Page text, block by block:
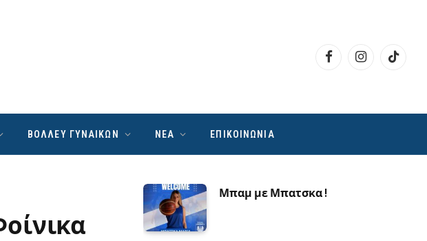
FacebookInstagramTikTok
ΒΟΛΛΕΥ ΓΥΝΑΙΚΩΝ ΝΕΑ ΕΠΙΚΟΙΝΩΝΙΑ
Μπαμ με Μπατσκα !